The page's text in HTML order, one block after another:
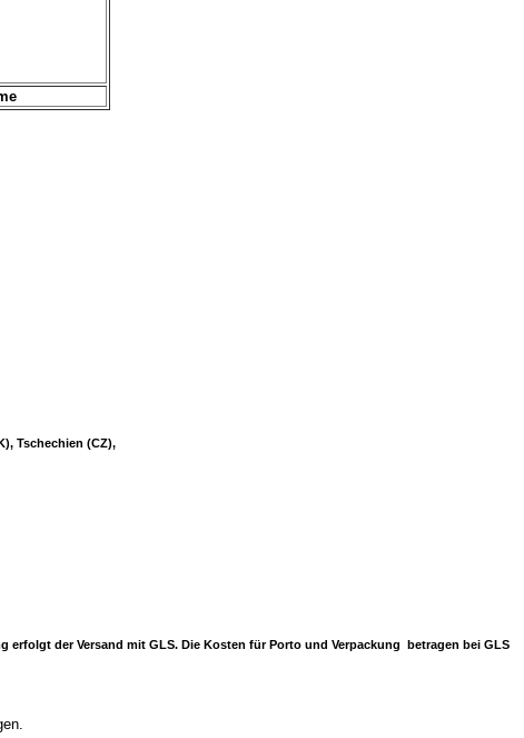
Tschechien (CZ),
der Versand mit GLS. Die Kosten für Porto und Verpackung betragen bei GLS